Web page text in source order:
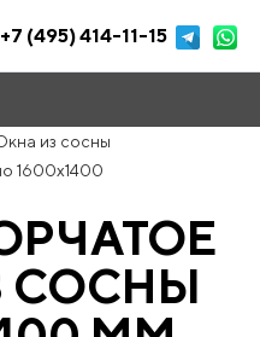
+7 (495) 414-11-15
из сосны
1600x1400
СОСНЫ